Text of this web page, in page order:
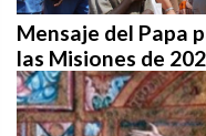
Mensaje del Papa
las Misiones de